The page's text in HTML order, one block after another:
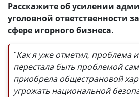
Расскажите об усилении
уголовной ответственности
сфере игорного бизнеса.
"Как я уже отметил, проблема
перестала быть проблемой
приобрела общестрановой
угрожать национальной